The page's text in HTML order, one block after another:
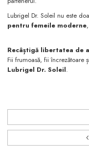
Lubrigel Dr. Soleil nu este
pentru femeile moderne
Recâștigă libertatea de
Fii frumoasă, fii încrezătoare
Lubrigel Dr. Soleil.